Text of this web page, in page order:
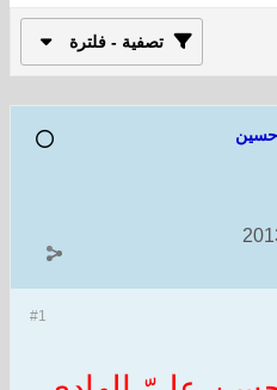
تصفية - فلترة
#1